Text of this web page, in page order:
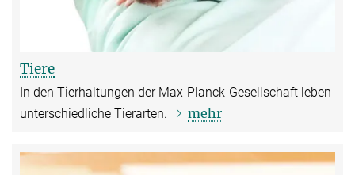
Tiere
In den Tierhaltungen der Max-Planck-Gesellschaft leben
unterschiedliche Tierarten.
mehr